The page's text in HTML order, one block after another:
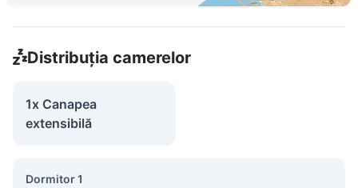
Distribuția camerelor
1x Canapea
extensibilă
Dormitor 1